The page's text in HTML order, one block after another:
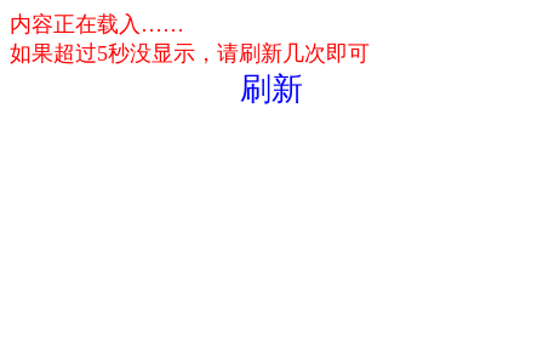
内容正在载入……
如果超过5秒没显示，请刷新几次即可
刷新